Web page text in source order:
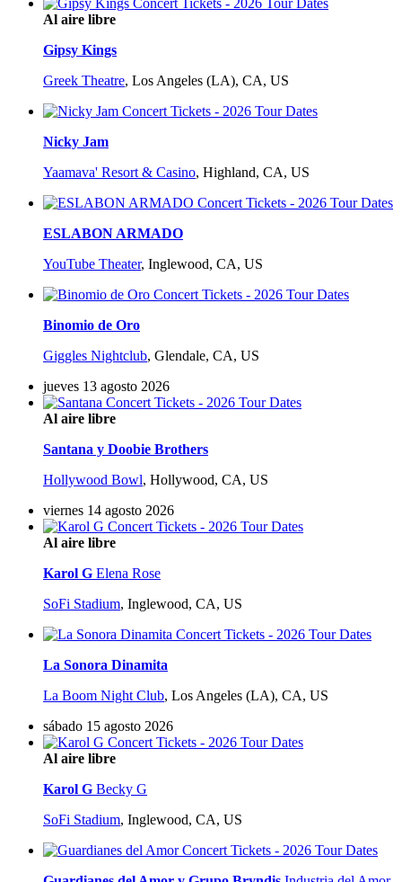
Al aire libre
Gipsy Kings
Greek Theatre, Los Angeles (LA), CA, US
Nicky Jam
Yaamava' Resort & Casino, Highland, CA, US
ESLABON ARMADO
YouTube Theater, Inglewood, CA, US
Binomio de Oro
Giggles Nightclub, Glendale, CA, US
jueves 13 agosto 2026
Al aire libre
Santana y Doobie Brothers
Hollywood Bowl, Hollywood, CA, US
viernes 14 agosto 2026
Al aire libre
Karol G Elena Rose
SoFi Stadium, Inglewood, CA, US
La Sonora Dinamita
La Boom Night Club, Los Angeles (LA), CA, US
sábado 15 agosto 2026
Al aire libre
Karol G Becky G
SoFi Stadium, Inglewood, CA, US